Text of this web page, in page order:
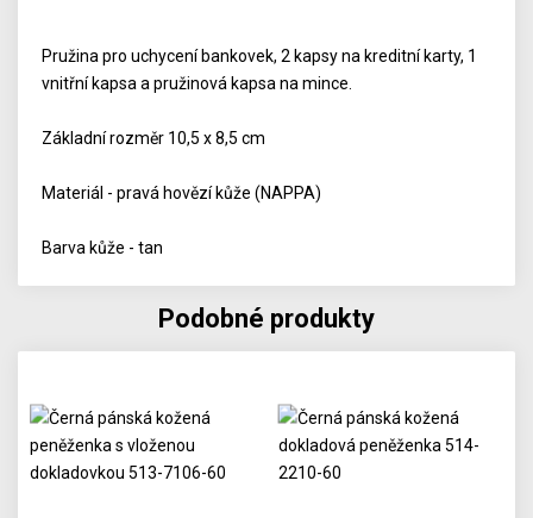
Pružina pro uchycení bankovek, 2 kapsy na kreditní karty, 1
vnitřní kapsa a pružinová kapsa na mince.
Základní rozměr 10,5 x 8,5 cm
Materiál - pravá hovězí kůže (NAPPA)
Barva kůže - tan
Podobné produkty